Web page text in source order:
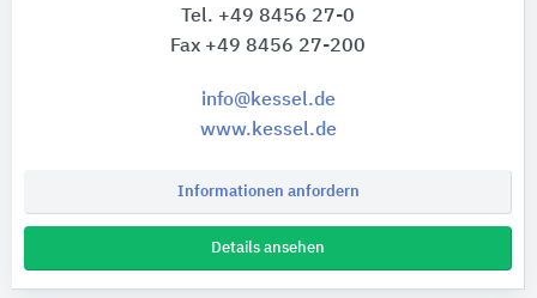
Tel. +49 8456 27-0
Fax +49 8456 27-200
info@kessel.de
www.kessel.de
Informationen anfordern
Details ansehen